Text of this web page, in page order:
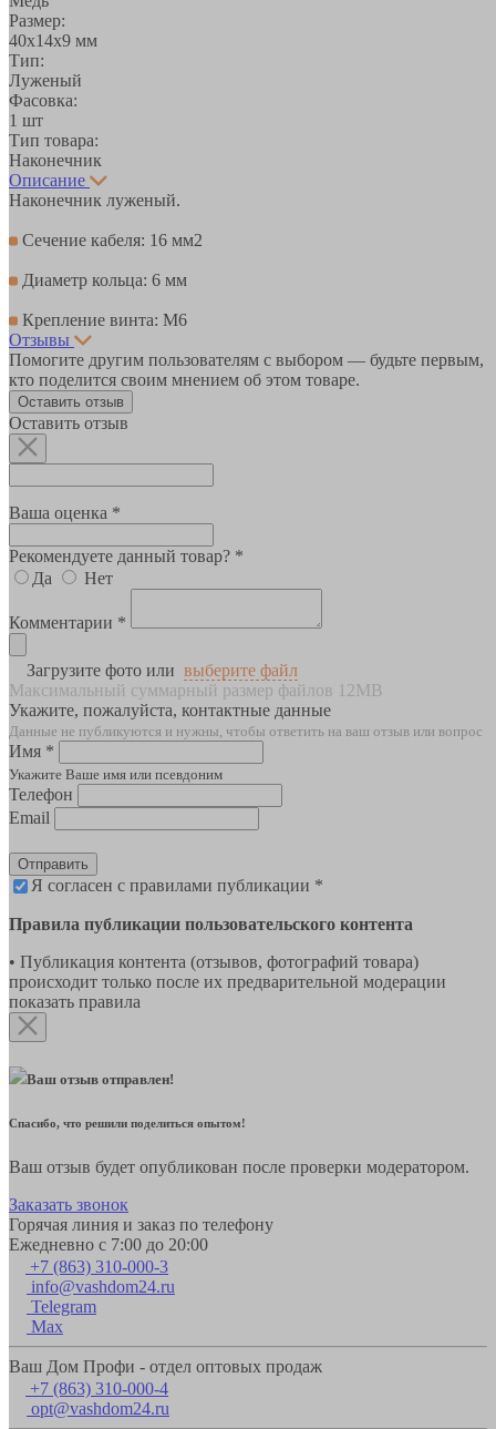
Размер:
40х14х9 мм
Тип:
Луженый
Фасовка:
1 шт
Тип товара:
Наконечник
Описание
Наконечник луженый.
Сечение кабеля: 16 мм2
Диаметр кольца: 6 мм
Крепление винта: М6
Отзывы
Помогите другим пользователям с выбором — будьте первым,
кто поделится своим мнением об этом товаре.
Оставить отзыв
Оставить отзыв
Ваша оценка *
Рекомендуете данный товар? *
Да
Нет
Комментарии *
Загрузите фото или выберите файл
Максимальный суммарный размер файлов 12MB
Укажите, пожалуйста, контактные данные
Данные не публикуются и нужны, чтобы ответить на ваш отзыв или вопрос
Имя *
Укажите Ваше имя или псевдоним
Телефон
Email
Отправить
Я согласен с правилами публикации *
Правила публикации пользовательского контента
• Публикация контента (отзывов, фотографий товара)
происходит только после их предварительной модерации
показать правила
Ваш отзыв отправлен!
Спасибо, что решили поделиться опытом!
Ваш отзыв будет опубликован после проверки модератором.
Заказать звонок
Горячая линия и заказ по телефону
Ежедневно с 7:00 до 20:00
+7 (863) 310-000-3
info@vashdom24.ru
Telegram
Max
Ваш Дом Профи - отдел оптовых продаж
+7 (863) 310-000-4
opt@vashdom24.ru